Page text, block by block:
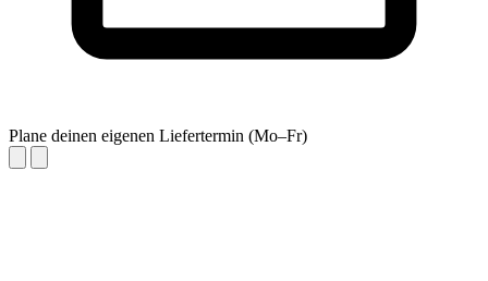
Plane deinen eigenen Liefertermin (Mo–Fr)